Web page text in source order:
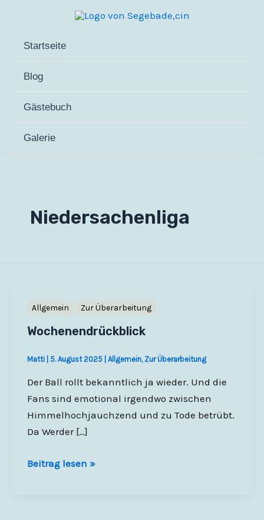
springenStartseite
Blog
Gästebuch
Galerie
Niedersachenliga
Allgemein Zur Überarbeitung
Wochenendrückblick
Matti 5. August 2025 Allgemein, Zur Überarbeitung
Der Ball rollt bekanntlich ja wieder. Und die
Fans sind emotional irgendwo zwischen
Himmelhochjauchzend und zu Tode betrübt.
Da Werder […]
Wochenendrückblick
Beitrag lesen »